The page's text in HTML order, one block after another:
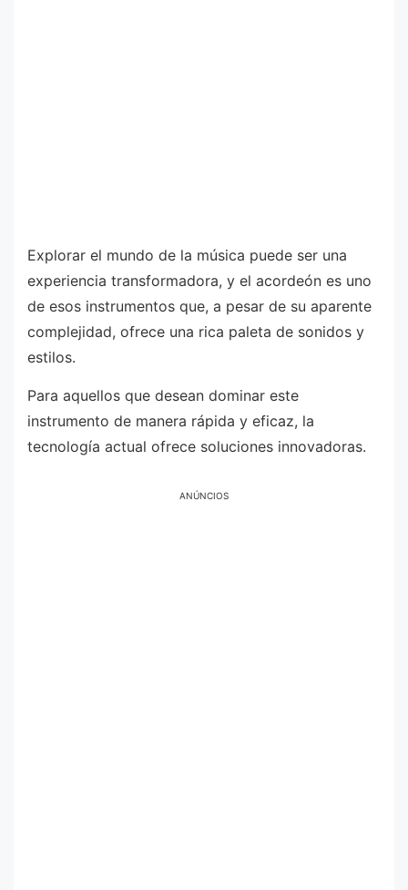
Explorar el mundo de la música puede ser una
experiencia transformadora, y el acordeón es uno
de esos instrumentos que, a pesar de su aparente
complejidad, ofrece una rica paleta de sonidos y
estilos.
Para aquellos que desean dominar este
instrumento de manera rápida y eficaz, la
tecnología actual ofrece soluciones innovadoras.
ANÚNCIOS